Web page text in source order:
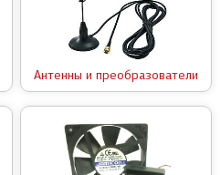
Антенны и преобразователи